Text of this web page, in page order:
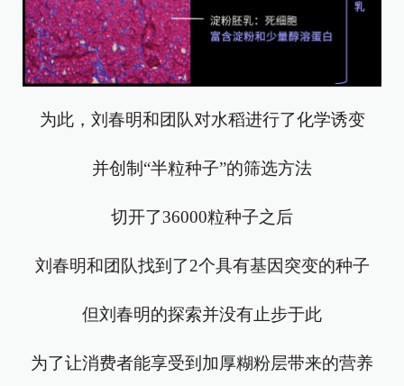
为此，刘春明和团队对水稻进行了化学诱变
并创制“半粒种子”的筛选方法
切开了36000粒种子之后
刘春明和团队找到了2个具有基因突变的种子
但刘春明的探索并没有止步于此
为了让消费者能享受到加厚糊粉层带来的营养